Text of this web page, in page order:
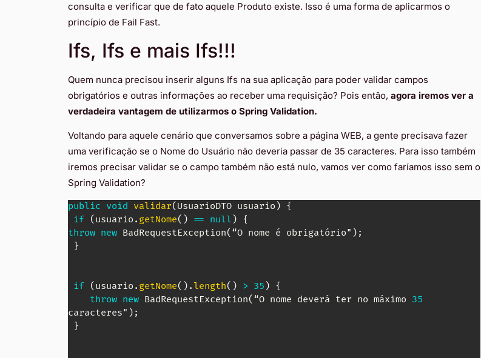
consulta e verificar que de fato aquele Produto existe. Isso é uma forma de aplicarmos o
princípio de Fail Fast.
Ifs, Ifs e mais Ifs!!!
Quem nunca precisou inserir alguns Ifs na sua aplicação para poder validar campos
obrigatórios e outras informações ao receber uma requisição? Pois então, agora iremos ver a
verdadeira vantagem de utilizarmos o Spring Validation.
Voltando para aquele cenário que conversamos sobre a página WEB, a gente precisava fazer
uma verificação se o Nome do Usuário não deveria passar de 35 caracteres. Para isso também
iremos precisar validar se o campo também não está nulo, vamos ver como faríamos isso sem o
Spring Validation?
public void validar( UsuarioDTO usuario ) {
if ( usuario . getNome( ) == null ) {
throw new BadRequestException( “O nome é obrigatório" ) ;
}
if ( usuario . getNome( ) . length( ) > 35 ) {
throw new BadRequestException( “O nome deverá ter no máximo 35
caracteres" ) ;
}